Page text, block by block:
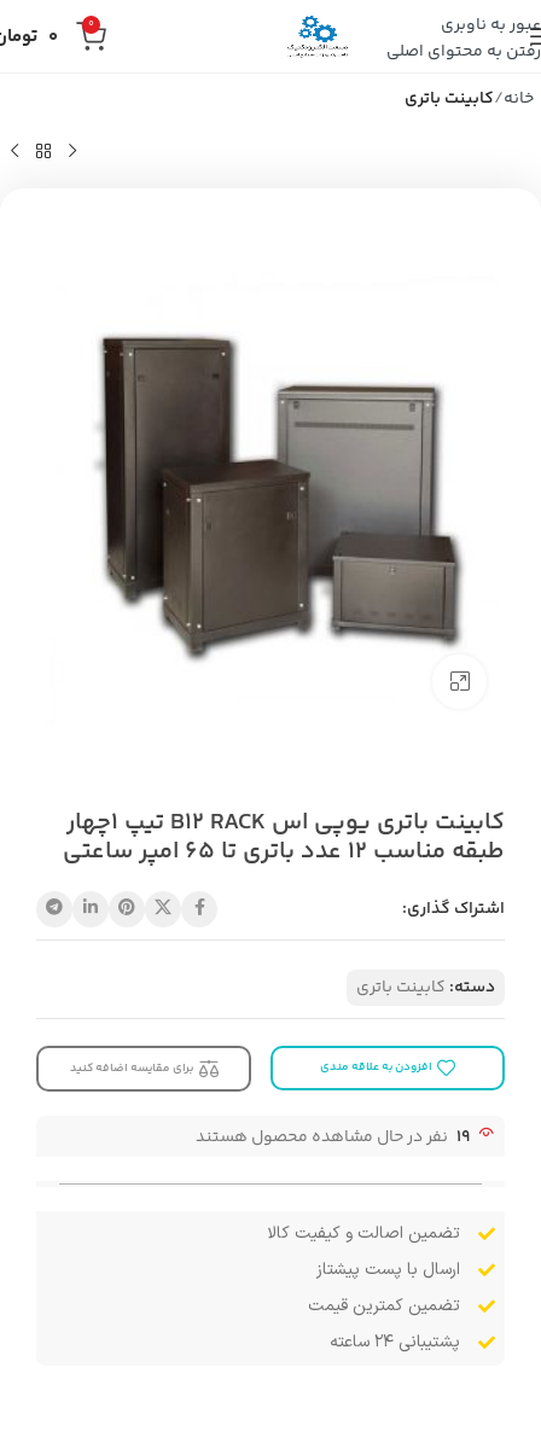
عبور به ناوبری
رفتن به محتوای اصلی
0
0
خانه کابینت باتری
کابینت باتری یوپی اس B12 RACK تیپ 1چهار
طبقه مناسب 12 عدد باتری تا 65 امپر ساعتی
اشتراک گذاری:
دسته: کابینت باتری
افزودن به علاقه مندی برای مقایسه اضافه کنید
19 نفر در حال مشاهده محصول هستند
تضمین اصالت و کیفیت کالا
ارسال با پست پیشتاز
تضمین کمترین قیمت
پشتیبانی ۲۴ ساعته